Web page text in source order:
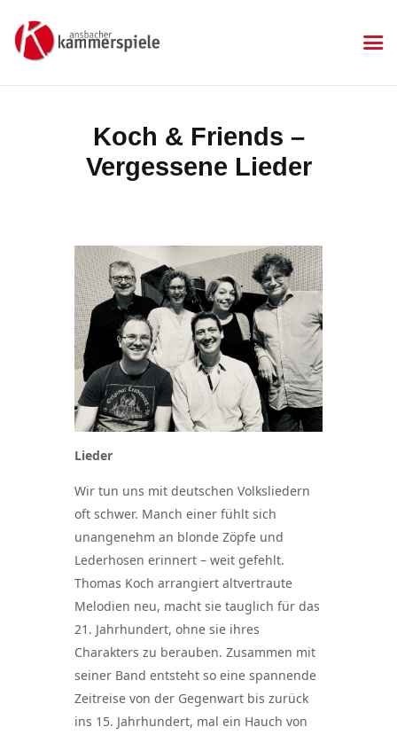
Koch & Friends –
Vergessene Lieder
KAMMERSPIELE
Aktuelles
Kartenkauf
Gastronomie
Sponsoren
Kontakt & Anfahrt
Impressum
Datenschutzerklärung
Lieder
Wir tun uns mit deutschen Volksliedern
oft schwer. Manch einer fühlt sich
unangenehm an blonde Zöpfe und
Lederhosen erinnert – weit gefehlt.
Thomas Koch arrangiert altvertraute
Melodien neu, macht sie tauglich für das
21. Jahrhundert, ohne sie ihres
Charakters zu berauben. Zusammen mit
seiner Band entsteht so eine spannende
Zeitreise von der Gegenwart bis zurück
ins 15. Jahrhundert, mal ein Hauch von